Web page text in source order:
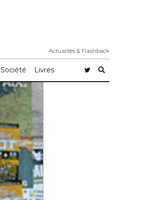
Actualités & Flashback
Société Livres